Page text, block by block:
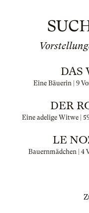
DAS
Eine Bäuerin | 9
DER
Eine adelige Witwe |
LE
Bauernmädchen | 4